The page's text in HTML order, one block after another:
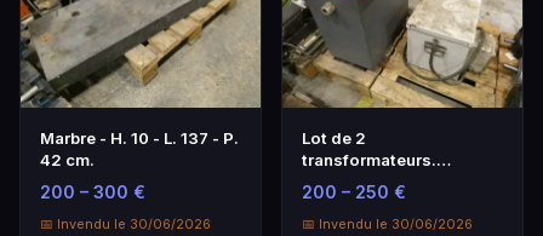
Marbre - H. 10 - L. 137 - P.
42 cm.
200 – 300 €
📅 Invendu le 30/06/2026
Lot de 2
transformateurs.
ENLEVEMENTS
IMPERATIFS SUR PLACE
a…
200 – 250 €
📅 Invendu le 30/06/2026